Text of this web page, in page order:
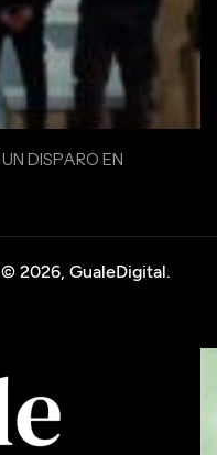
UN DISPARO EN
© 2026, GualeDigital.